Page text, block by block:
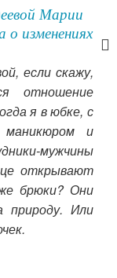
Марии
о изменениях
если скажу,
отношение
я в юбке, с
маникюром и
мужчины
открывают
брюки? Они
Или